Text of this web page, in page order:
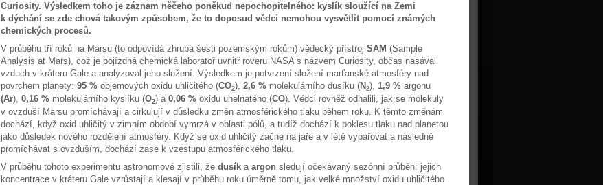
Curiosity. Výsledkem toho je záznam něčeho poněkud nepochopitelného: kyslík sloužící na Zemi
k dýchání se zde chová takovým způsobem, že to doposud vědci nemohou vysvětlit pomocí známých
chemických procesů.
V průběhu tří roků na Marsu (to odpovídá zhruba šesti pozemským rokům) vědecký přístroj SAM (Sample
Analysis at Mars), což je pojízdná chemická laboratoř uvnitř roveru NASA s názvem Curiosity, občas nasával
vzduch v kráteru Gale a analyzoval jeho složení. Výsledkem je potvrzení složení marťanské atmosféry nad
povrchem planety: 95 % objemových oxidu uhličitého (CO2), 2,6 % molekulárního dusíku (N 2), 1,9 % argonu
(Ar), 0,16 % molekulárního kyslíku (O2) a 0,06 % oxidu uhelnatého (CO). Vědci rovněž odhalili, jak se molekuly
v ovzduší Marsu promíchávají a cirkulují v důsledku změn atmosférického tlaku během roku. K těmto změnám
dochází, když oxid uhličitý v zimním období vymrzá v oblasti pólů, a tudíž dochází k poklesu tlaku nad planetou
jako důsledek nového rozdělení atmosféry. Když se oxid uhličitý začne na jaře a v létě vypařovat a následně
promíchávat s ovzduším, dochází zase k vzestupu atmosférického tlaku.
V průběhu tohoto experimentu astronomové zjistili, že dusík a argon sledují očekávaný sezónní průběh: jejich
koncentrace v kráteru Gale vzrůstají a klesají v průběhu roku úměrně tomu, jak velké množství oxidu uhličitého